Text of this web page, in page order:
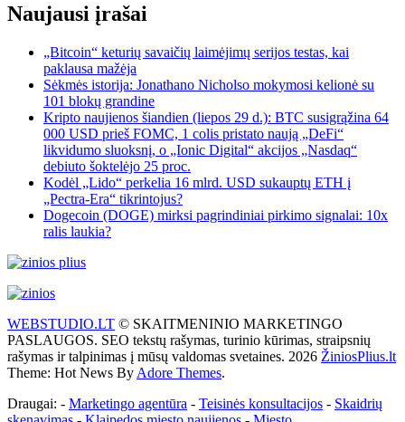
Naujausi įrašai
„Bitcoin“ keturių savaičių laimėjimų serijos testas, kai
paklausa mažėja
Sėkmės istorija: Jonathano Nicholso mokymosi kelionė su
101 blokų grandine
Kripto naujienos šiandien (liepos 29 d.): BTC susigrąžina 64
000 USD prieš FOMC, 1 colis pristato naują „DeFi“
likvidumo sluoksnį, o „Ionic Digital“ akcijos „Nasdaq“
debiuto šoktelėjo 25 proc.
Kodėl „Lido“ perkelia 16 mlrd. USD sukauptų ETH į
„Pectra-Era“ tikrintojus?
Dogecoin (DOGE) mirksi pagrindiniai pirkimo signalai: 10x
ralis laukia?
WEBSTUDIO.LT © SKAITMENINIO MARKETINGO
PASLAUGOS. SEO tekstų rašymas, turinio kūrimas, straipsnių
rašymas ir talpinimas į mūsų valdomas svetaines. 2026 ŽiniosPlius.lt
Theme: Hot News By Adore Themes.
Draugai: - Marketingo agentūra - Teisinės konsultacijos - Skaidrių